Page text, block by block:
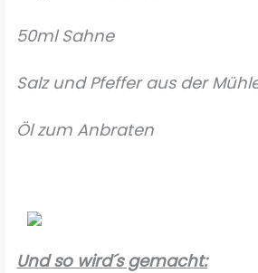
50ml Sahne
Salz und Pfeffer aus der
Öl zum Anbraten
Und so wird´s gemacht: